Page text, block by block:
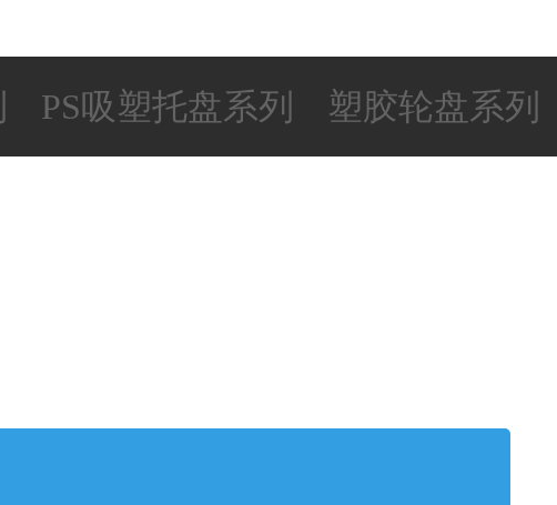
PS吸塑托盘系列 塑胶轮盘系列